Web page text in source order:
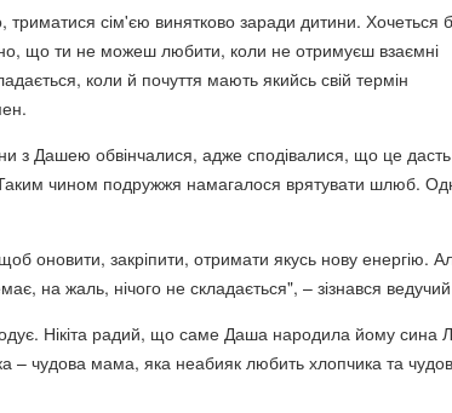
сім'єю винятково заради дитини. Хочеться
що ти не можеш любити, коли не отримуєш взаємні
коли й почуття мають якийсь свій термін
з Дашею обвінчалися, адже сподівалися, що це дасть
чином подружжя намагалося врятувати шлюб.
оновити, закріпити, отримати якусь нову енергію.
на жаль, нічого не складається", – зізнався
Нікіта радий, що саме Даша народила йому сина
– чудова мама, яка неабияк любить хлопчика та